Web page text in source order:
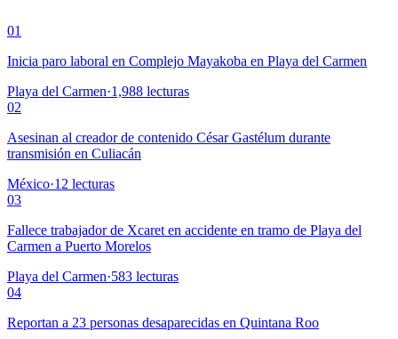
01
Inicia paro laboral en Complejo Mayakoba en Playa del Carmen
Playa del Carmen·1,988 lecturas
02
Asesinan al creador de contenido César Gastélum durante
transmisión en Culiacán
México·12 lecturas
03
Fallece trabajador de Xcaret en accidente en tramo de Playa del
Carmen a Puerto Morelos
Playa del Carmen·583 lecturas
04
Reportan a 23 personas desaparecidas en Quintana Roo